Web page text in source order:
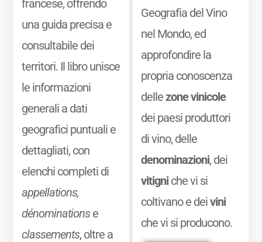
francese, offrendo
una guida precisa e
consultabile dei
territori. Il libro unisce
le informazioni
generali a dati
geografici puntuali e
dettagliati, con
elenchi completi di
appellations,
dénominationse
classements, oltre a
Geografia del Vino
nel Mondo, ed
approfondire la
propria conoscenza
dellezone vinicole
dei paesi produttori
di vino, delle
denominazioni, dei
vitigniche vi si
coltivano e deivini
che vi si producono.